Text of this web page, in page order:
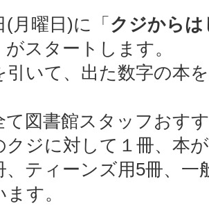
月曜日)に「 クジからは
がスタートします。
いて、出た数字の本
図書館スタッフおす
ジに対して１冊、本
、ティーンズ用5冊、一
す。